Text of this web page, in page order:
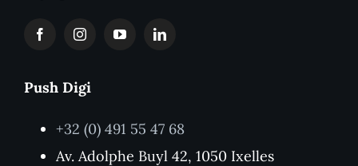
Push Digi
+32 (0) 491 55 47 68
Av. Adolphe Buyl 42, 1050 Ixelles